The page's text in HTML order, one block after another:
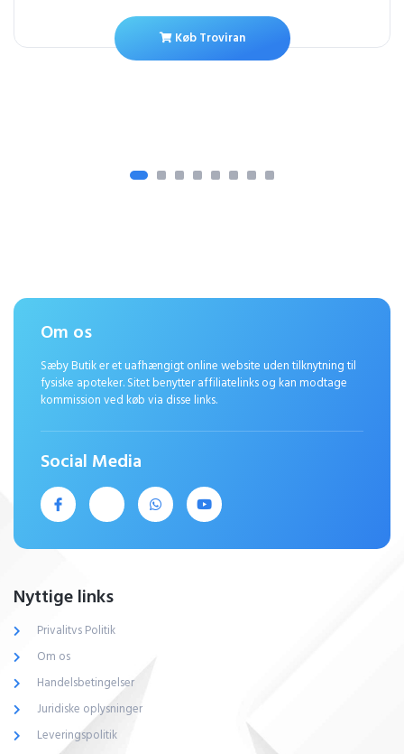
Køb Troviran
Om os
Sæby Butik er et uafhængigt online website uden tilknytning til
fysiske apoteker. Sitet benytter affiliatelinks og kan modtage
kommission ved køb via disse links.
Social Media
Nyttige links
Privalitvs Politik
Om os
Handelsbetingelser
Juridiske oplysninger
Leveringspolitik